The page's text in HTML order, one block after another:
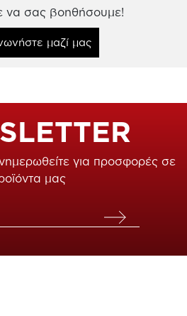
να σας βοηθήσουμε!
μαζί μας
για προσφορές σε
μας